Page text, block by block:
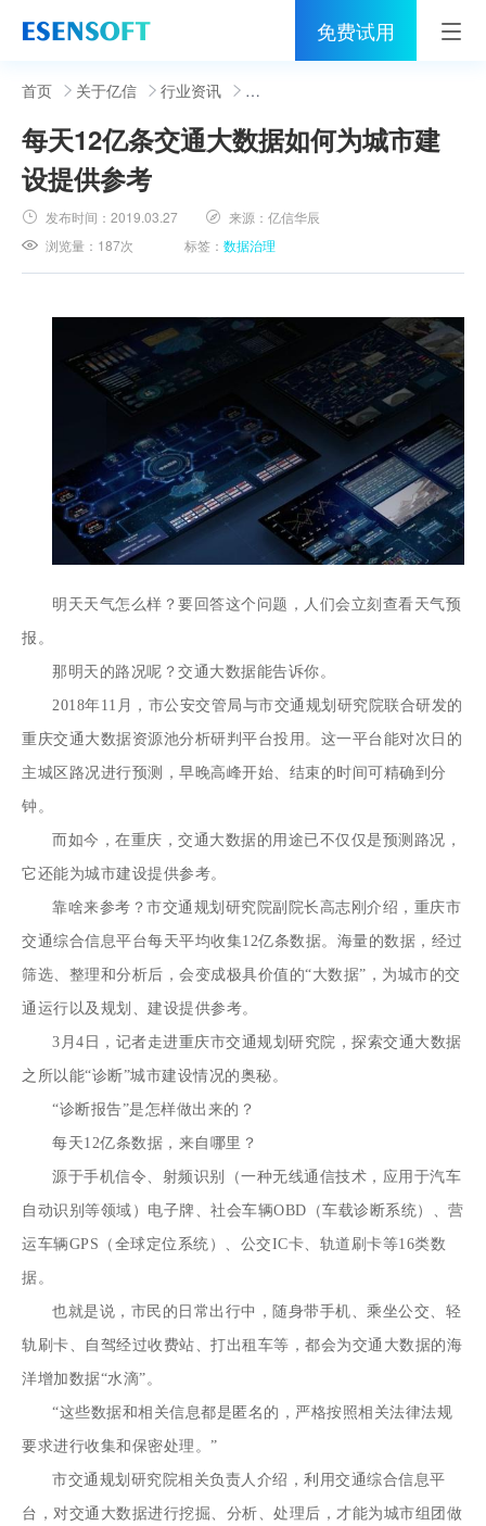
免费试用
首页
睿治
解决方案
伙伴
400-0011-866
首页 关于亿信 行业资讯
每天12亿条交通大数据如何为城市建
设提供参考
发布时间：2019.03.27 来源：亿信华辰
浏览量： 187次 标签：数据治理
明天天气怎么样？要回答这个问题，人们会立刻查看天气预
报。
那明天的路况呢？交通大数据能告诉你。
2018年11月，市公安交管局与市交通规划研究院联合研发的
重庆交通大数据资源池分析研判平台投用。这一平台能对次日的
主城区路况进行预测，早晚高峰开始、结束的时间可精确到分
钟。
而如今，在重庆，交通大数据的用途已不仅仅是预测路况，
它还能为城市建设提供参考。
靠啥来参考？市交通规划研究院副院长高志刚介绍，重庆市
交通综合信息平台每天平均收集12亿条数据。海量的数据，经过
筛选、整理和分析后，会变成极具价值的“大数据”，为城市的交
通运行以及规划、建设提供参考。
3月4日，记者走进重庆市交通规划研究院，探索交通大数据
之所以能“诊断”城市建设情况的奥秘。
“诊断报告”是怎样做出来的？
每天12亿条数据，来自哪里？
源于手机信令、射频识别（一种无线通信技术，应用于汽车
自动识别等领域）电子牌、社会车辆OBD（车载诊断系统）、营
运车辆GPS（全球定位系统）、公交IC卡、轨道刷卡等16类数
据。
也就是说，市民的日常出行中，随身带手机、乘坐公交、轻
轨刷卡、自驾经过收费站、打出租车等，都会为交通大数据的海
洋增加数据“水滴”。
“这些数据和相关信息都是匿名的，严格按照相关法律法规
要求进行收集和保密处理。”
市交通规划研究院相关负责人介绍，利用交通综合信息平
台，对交通大数据进行挖掘、分析、处理后，才能为城市组团做